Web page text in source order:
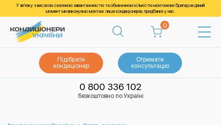
У зв’язку з високою сезонною завантаженістю та обмеженою кількістю монтажних бригад на даний
момент ми виконуємо монтаж лише кондиціонерів, придбаних у нас.
0
Підібрати
кондиціонер
Отримати
консультацію
0 800 336 102
безкоштовно по Україні